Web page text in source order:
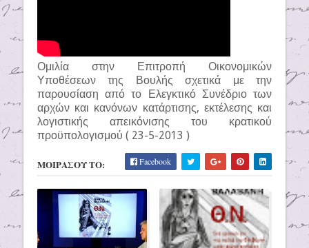
Ομιλία στην Επιτροπή Οικονομικών
Υποθέσεων της Βουλής σχετικά με την
παρουσίαση από το Ελεγκτικό Συνέδριο των
αρχών και κανόνων κατάρτισης, εκτέλεσης και
λογιστικής απεικόνισης του κρατικού
προϋπολογισμού ( 23-5-2013 )
ΜΟΙΡΑΣΟΥ ΤΟ: Facebook